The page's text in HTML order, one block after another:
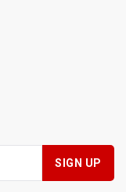
dan Aset
Investor
Ratusan
Dua